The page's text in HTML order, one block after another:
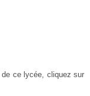
de ce lycée, cliquez sur